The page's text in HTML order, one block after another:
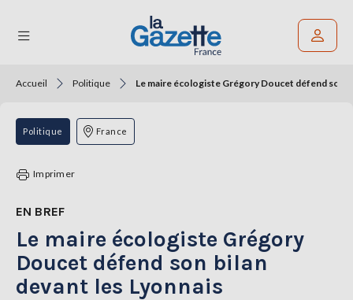
THÉMATIQUES
RÉGIONS
TENDANCES
SERVICES
LA
Accueil Politique Le maire écologiste Grégory Doucet défend son
Politique France
Imprimer
EN BREF
Le maire écologiste Grégory
Doucet défend son bilan
devant les Lyonnais